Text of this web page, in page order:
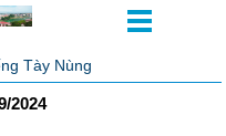
Tày Nùng
2024